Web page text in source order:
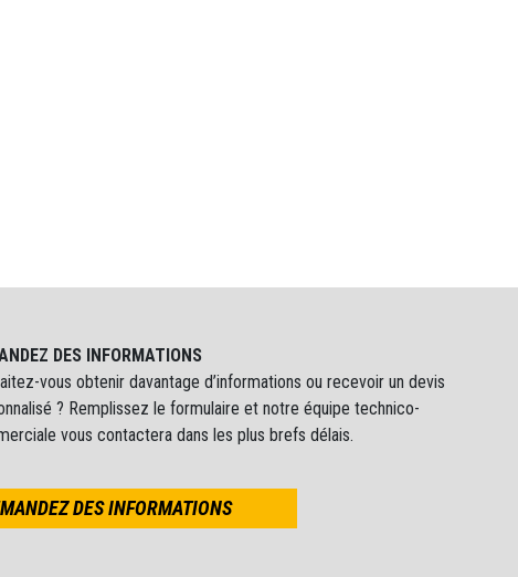
DES INFORMATIONS
vous obtenir davantage d’informations ou recevoir un devis
? Remplissez le formulaire et notre équipe technico-
vous contactera dans les plus brefs délais.
DES INFORMATIONS